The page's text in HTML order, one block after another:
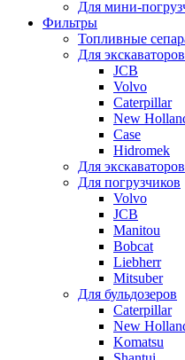
Для мини-
Фильтры
Топливные
Для
JCB
Volvo
Caterpillar
New
Case
Hidromek
Для экскаваторов
Для погрузчиков
Volvo
JCB
Manitou
Bobcat
Liebherr
Mitsuber
Для бульдозеров
Caterpillar
New
Komatsu